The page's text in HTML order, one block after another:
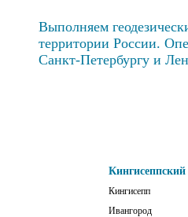
Выполняем
территории России.
Санкт-Петербургу и
Кингисепп
Ивангород